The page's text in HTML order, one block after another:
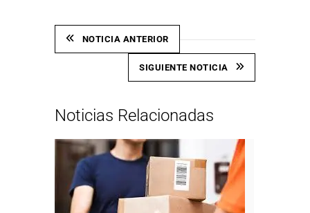
NOTICIA ANTERIOR
SIGUIENTE NOTICIA
Noticias Relacionadas